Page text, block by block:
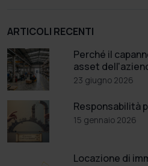
ARTICOLI RECENTI
Perché il
asset
23 giugno 2026
Responsabilità
15 gennaio 2026
Locazione di